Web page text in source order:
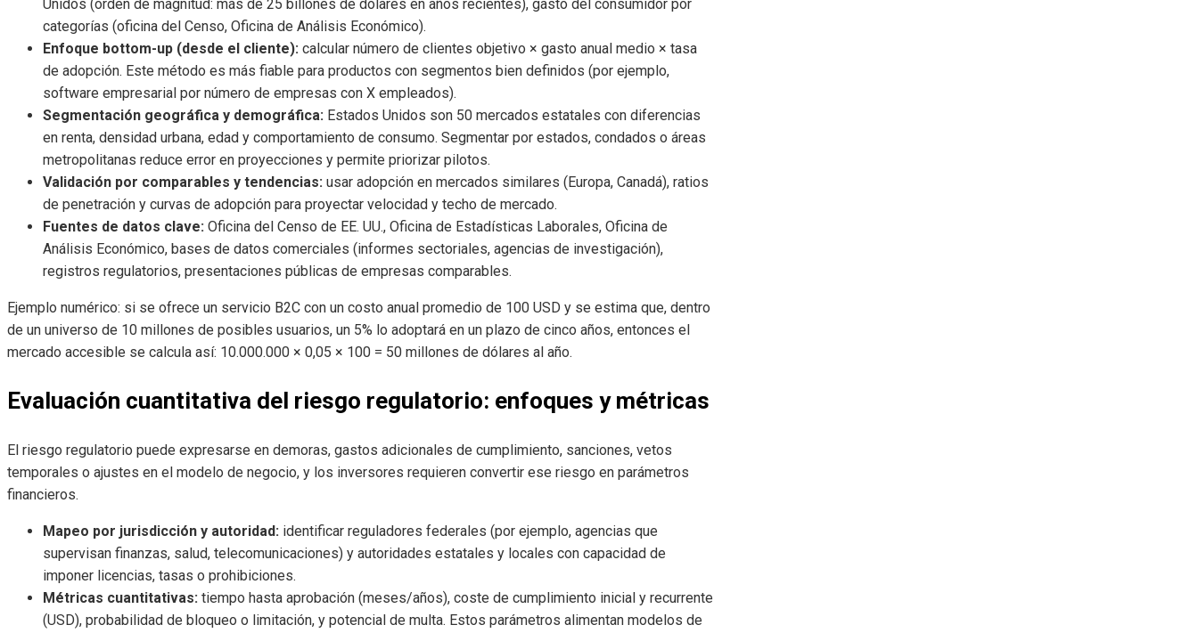
Unidos (orden de magnitud: más de 25 billones de dólares en años recientes), gasto del consumidor por
categorías (oficina del Censo, Oficina de Análisis Económico).
Enfoque bottom-up (desde el cliente): calcular número de clientes objetivo × gasto anual medio × tasa
de adopción. Este método es más fiable para productos con segmentos bien definidos (por ejemplo,
software empresarial por número de empresas con X empleados).
Segmentación geográfica y demográfica: Estados Unidos son 50 mercados estatales con diferencias
en renta, densidad urbana, edad y comportamiento de consumo. Segmentar por estados, condados o áreas
metropolitanas reduce error en proyecciones y permite priorizar pilotos.
Validación por comparables y tendencias: usar adopción en mercados similares (Europa, Canadá), ratios
de penetración y curvas de adopción para proyectar velocidad y techo de mercado.
Fuentes de datos clave: Oficina del Censo de EE. UU., Oficina de Estadísticas Laborales, Oficina de
Análisis Económico, bases de datos comerciales (informes sectoriales, agencias de investigación),
registros regulatorios, presentaciones públicas de empresas comparables.
Ejemplo numérico: si se ofrece un servicio B2C con un costo anual promedio de 100 USD y se estima que, dentro
de un universo de 10 millones de posibles usuarios, un 5% lo adoptará en un plazo de cinco años, entonces el
mercado accesible se calcula así: 10.000.000 × 0,05 × 100 = 50 millones de dólares al año.
Evaluación cuantitativa del riesgo regulatorio: enfoques y métricas
El riesgo regulatorio puede expresarse en demoras, gastos adicionales de cumplimiento, sanciones, vetos
temporales o ajustes en el modelo de negocio, y los inversores requieren convertir ese riesgo en parámetros
financieros.
Mapeo por jurisdicción y autoridad: identificar reguladores federales (por ejemplo, agencias que
supervisan finanzas, salud, telecomunicaciones) y autoridades estatales y locales con capacidad de
imponer licencias, tasas o prohibiciones.
Métricas cuantitativas: tiempo hasta aprobación (meses/años), coste de cumplimiento inicial y recurrente
(USD), probabilidad de bloqueo o limitación, y potencial de multa. Estos parámetros alimentan modelos de